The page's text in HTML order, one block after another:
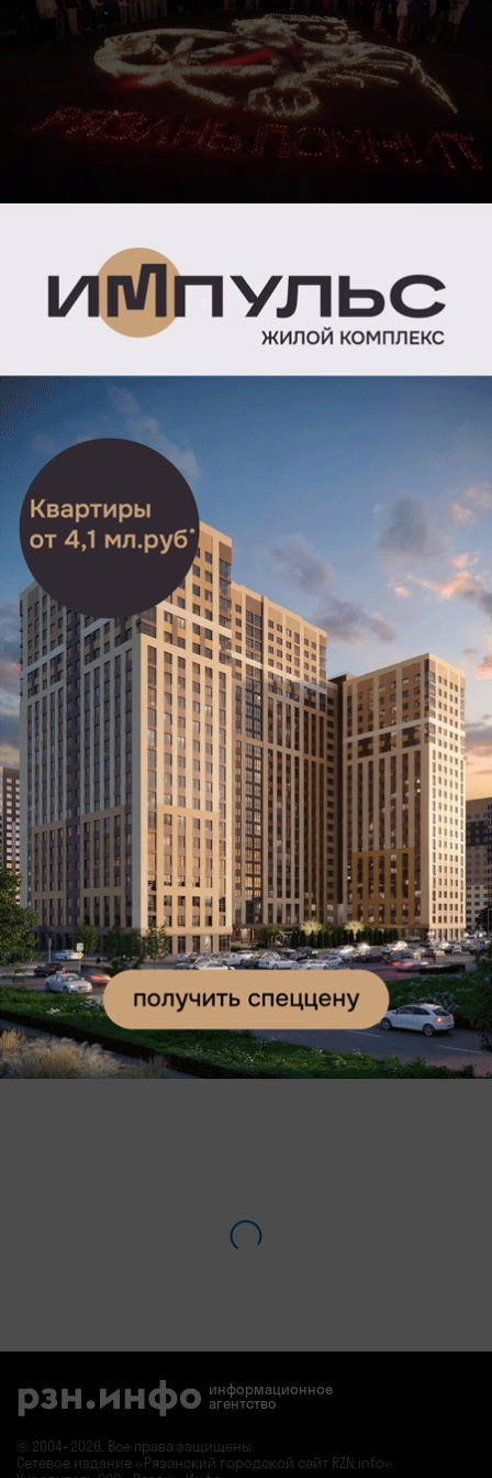
В Рязани зажгли 10 000 свечей в память
о трагических событиях и героических подвигах
Великой Отечественной войны. Об этом сообщили
Международная акция «Огненные картины войны»
состоялась в канун Дня памяти и скорби на площади
Победы.
Художественной основой для композиции стал эскиз
портрета бригадира женской тракторной бригады
в годы Великой Отечественной войны Дарьи Гармаш.
Завершили вечер концертной программой
от Муниципального культурного центра.
День памяти и скорби администрация Рязани
Подписывайтесь на наш канал в
Telegramи будьте в
курсе главных новостей
информационное
агентство
© 2004–2026. Все права защищены.
Сетевое издание «Рязанский городской сайт RZN.info»